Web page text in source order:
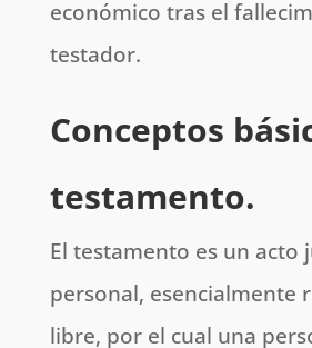
económico tras el
testador.
Conceptos
testamento.
El testamento es un acto
personal, esencialmente
libre, por el cual una